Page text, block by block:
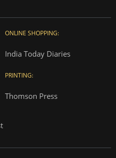
ONLINE SHOPPING:
India Today Diaries
PRINTING:
Thomson Press